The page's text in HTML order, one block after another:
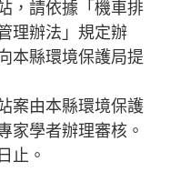
，請依據「機車排
理辦法」規定辦
本縣環境保護局提
案由本縣環境保護
家學者辦理審核。
止。